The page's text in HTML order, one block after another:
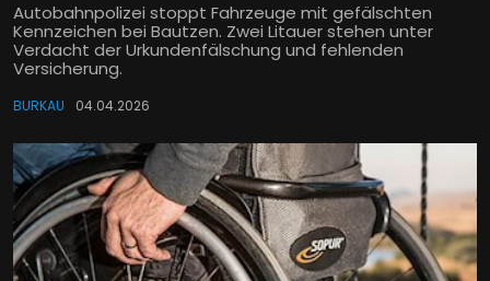
Autobahnpolizei stoppt Fahrzeuge mit gefälschten
Kennzeichen bei Bautzen. Zwei Litauer stehen unter
Verdacht der Urkundenfälschung und fehlenden
Versicherung.
BURKAU 04.04.2026